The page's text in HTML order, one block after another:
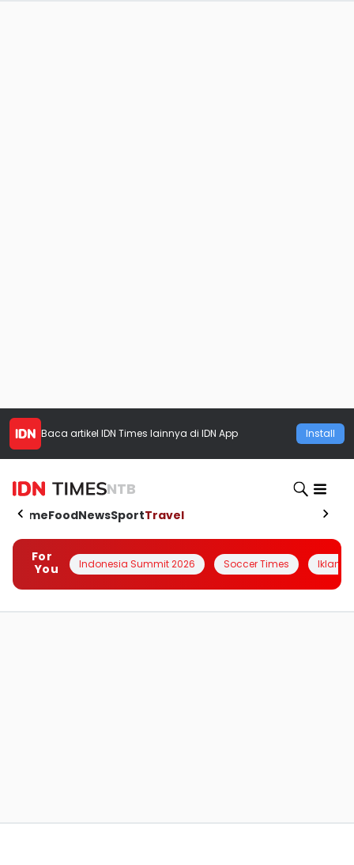
Baca artikel IDN Times lainnya di IDN App Install
NTB
HomeFoodNewsSportTravel
For
You
Indonesia Summit 2026 Soccer Times Iklanin